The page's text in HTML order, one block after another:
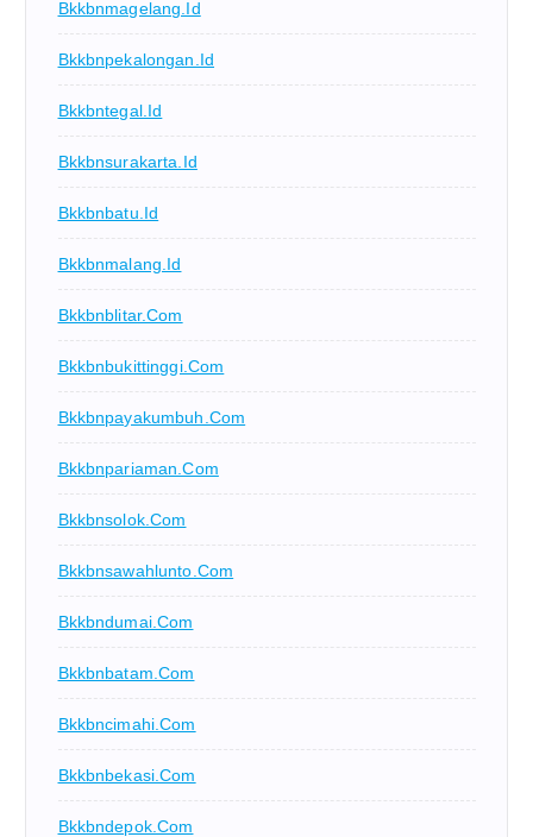
Bkkbnmagelang.id
Bkkbnpekalongan.id
Bkkbntegal.id
Bkkbnsurakarta.id
Bkkbnbatu.id
Bkkbnmalang.id
Bkkbnblitar.com
Bkkbnbukittinggi.com
Bkkbnpayakumbuh.com
Bkkbnpariaman.com
Bkkbnsolok.com
Bkkbnsawahlunto.com
Bkkbndumai.com
Bkkbnbatam.com
Bkkbncimahi.com
Bkkbnbekasi.com
Bkkbndepok.com